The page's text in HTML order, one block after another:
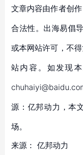
文章内容由作者创
合法性。出海易倡
或本网站许可，不
站内容。如发现
源：亿邦动力，本
场。
来源： 亿邦动力